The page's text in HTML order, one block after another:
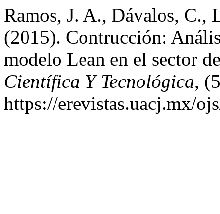
Ramos, J. A., Dávalos,
(2015). Contrucción:
modelo Lean en el sector
Científica Y Tecnológica,
https://erevistas.uacj.mx/